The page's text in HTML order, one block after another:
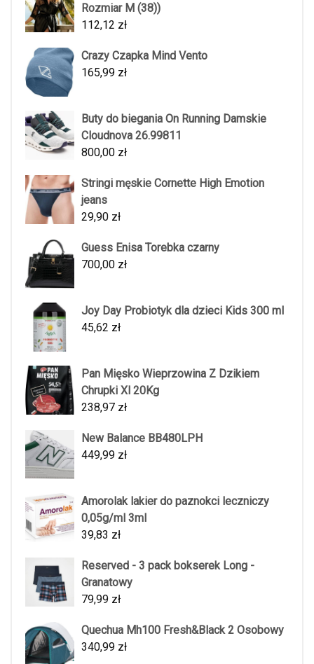
Rozmiar M (38))
112,12 zł
Crazy Czapka Mind Vento
165,99 zł
Buty do biegania On Running Damskie
Cloudnova 26.99811
800,00 zł
Stringi męskie Cornette High Emotion
jeans
29,90 zł
Guess Enisa Torebka czarny
700,00 zł
Joy Day Probiotyk dla dzieci Kids 300 ml
45,62 zł
Pan Mięsko Wieprzowina Z Dzikiem
Chrupki Xl 20Kg
238,97 zł
New Balance BB480LPH
449,99 zł
Amorolak lakier do paznokci leczniczy
0,05g/ml 3ml
39,83 zł
Reserved - 3 pack bokserek Long -
Granatowy
79,99 zł
Quechua Mh100 Fresh&Black 2 Osobowy
340,99 zł